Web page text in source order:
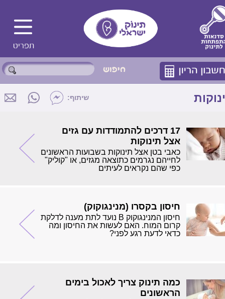
שיתוף:
17 דרכים להתמודדות עם גזים
אצל תינוקות
כאבי בטן אצל תינוקות בשבועות הראשונים
לחייהם נגרמים כתוצאה מגזים, או "קוליק"
כפי שהם נקראים לעיתים
חיסון בקסרו (מנינגוקוק)
חיסון המנינגוקוק B נועד לתת מענה לדלקת
קרום המוח. האם לעשות את החיסון ומה
כדאי לדעת רגע לפני?
כמה תינוק צריך לאכול בימים
הראשונים